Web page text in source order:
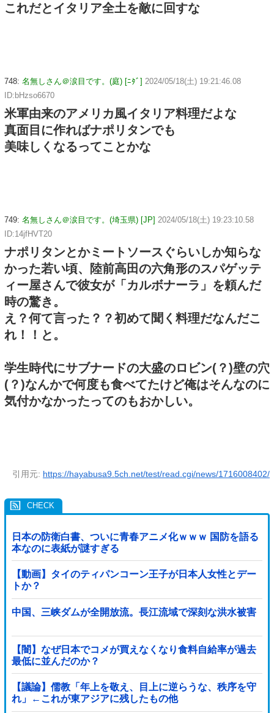
これだとイタリア全土を敵に回すな
748: 名無しさん＠涙目です。(庭) [ﾆﾀﾞ] 2024/05/18(土) 19:21:46.08
ID:bHzso6670
米軍由来のアメリカ風イタリア料理だよな
真面目に作ればナポリタンでも
美味しくなるってことかな
749: 名無しさん＠涙目です。(埼玉県) [JP] 2024/05/18(土) 19:23:10.58
ID:14jfHVT20
ナポリタンとかミートソースぐらいしか知らな
かった若い頃、陸前高田の六角形のスパゲッテ
ィー屋さんで彼女が「カルボナーラ」を頼んだ
時の驚き。
え？何て言った？？初めて聞く料理だなんだこ
れ！！と。
学生時代にサブナードの大盛のロビン(？)壁の穴
(？)なんかで何度も食べてたけど俺はそんなのに
気付かなかったってのもおかしい。
引用元: https://hayabusa9.5ch.net/test/read.cgi/news/1716008402/
日本の防衛白書、ついに青春アニメ化ｗｗｗ 国防を語る
本なのに表紙が謎すぎる
【動画】タイのティパンコーン王子が日本人女性とデー
トか？
中国、三峡ダムが全開放流。長江流域で深刻な洪水被害
【闇】なぜ日本でコメが買えなくなり食料自給率が過去
最低に並んだのか？
【議論】儒教「年上を敬え、目上に逆らうな、秩序を守
れ」←これが東アジアに残したもの他